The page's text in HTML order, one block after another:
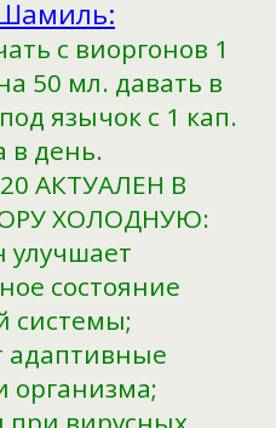
с виоргонов 1
50 мл. давать в
язычок с 1 кап.
в день.
АКТУАЛЕН В
ХОЛОДНУЮ:
улучшает
состояние
системы;
организма;